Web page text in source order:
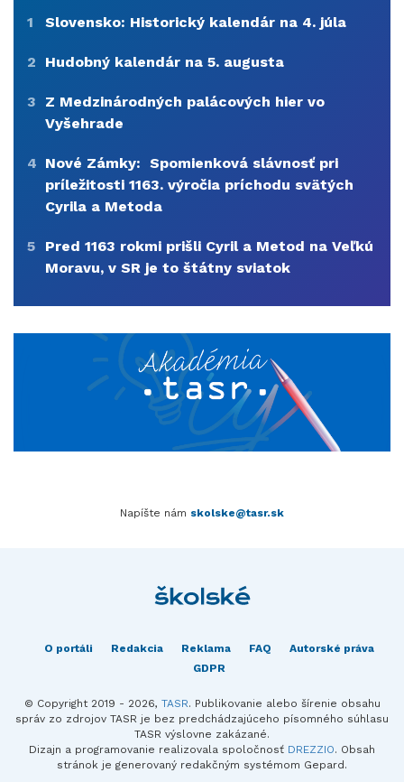
1 Slovensko: Historický kalendár na 4. júla
2 Hudobný kalendár na 5. augusta
3
Z Medzinárodných palácových hier vo
Vyšehrade
4 Nové Zámky: Spomienková slávnosť pri
príležitosti 1163. výročia príchodu svätých
Cyrila a Metoda
5
Pred 1163 rokmi prišli Cyril a Metod na Veľkú
Moravu, v SR je to štátny sviatok
Napíšte nám skolske@tasr.sk
O portáli Redakcia Reklama FAQ
Autorské práva
GDPR
© Copyright 2019 - 2026, TASR. Publikovanie alebo šírenie obsahu
správ zo zdrojov TASR je bez predchádzajúceho písomného súhlasu
TASR výslovne zakázané.
Dizajn a programovanie realizovala spoločnosť DREZZIO. Obsah
stránok je generovaný redakčným systémom Gepard.